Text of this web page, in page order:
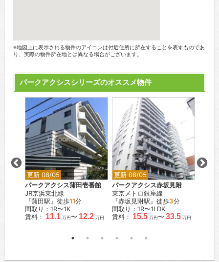
※地図上に表示される物件のアイコンは付近住所に所在することを表すものであ
り、実際の物件所在地とは異なる場合がございます。
パークアクシスシリーズのオススメ物件
更新 08/05
パークアクシス蒲田壱番館
JR京浜東北線
『蒲田駅』徒歩11分
間取り：1R〜1K
賃料： 11.1 万円〜 12.2 万円
更新 08/05
パークアクシス赤坂見附
東京メトロ銀座線
『赤坂見附駅』徒歩3分
間取り：1R〜1LDK
賃料： 15.5 万円〜 33.5 万円